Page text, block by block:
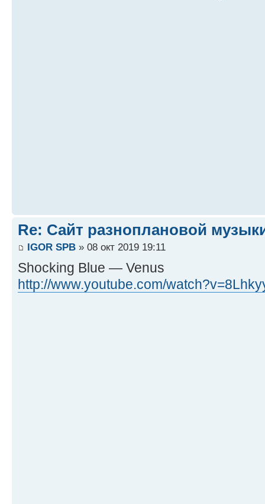
Re: Сайт разноплановой
IGOR SPB » 08 окт 2019 19:11
Shocking Blue — Venus
http://www.youtube.com/